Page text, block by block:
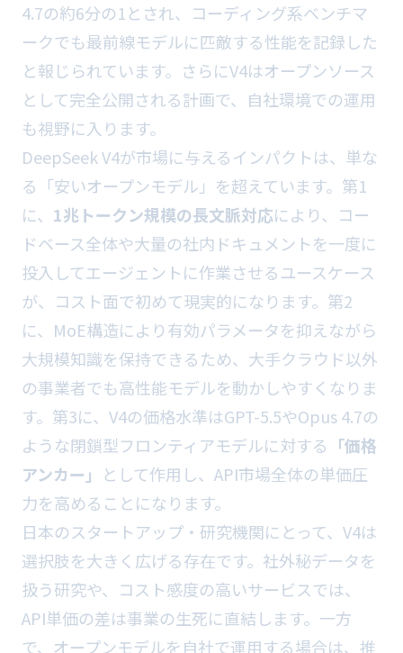
4.7の約6分の1とされ、コーディング系ベンチマ
ークでも最前線モデルに匹敵する性能を記録した
と報じられています。さらにV4はオープンソース
として完全公開される計画で、自社環境での運用
も視野に入ります。
DeepSeek V4が市場に与えるインパクトは、単な
る「安いオープンモデル」を超えています。第1
に、 1兆トークン規模の長文脈対応により、コー
ドベース全体や大量の社内ドキュメントを一度に
投入してエージェントに作業させるユースケース
が、コスト面で初めて現実的になります。第2
に、MoE構造により有効パラメータを抑えながら
大規模知識を保持できるため、大手クラウド以外
の事業者でも高性能モデルを動かしやすくなりま
す。第3に、V4の価格水準はGPT-5.5やOpus 4.7の
ような閉鎖型フロンティアモデルに対する 「価格
アンカー」
として作用し、API市場全体の単価圧
力を高めることになります。
日本のスタートアップ・研究機関にとって、V4は
選択肢を大きく広げる存在です。社外秘データを
扱う研究や、コスト感度の高いサービスでは、
API単価の差は事業の生死に直結します。一方
で、オープンモデルを自社で運用する場合は、推